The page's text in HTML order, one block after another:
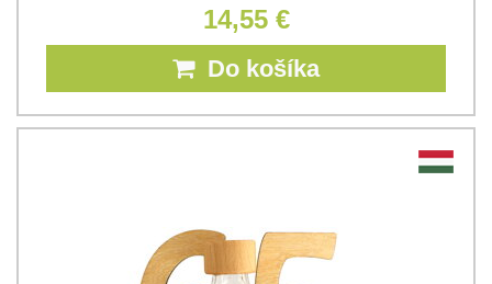
14,55 €
Do košíka